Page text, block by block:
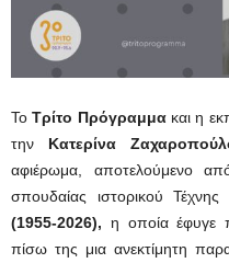
ΤοΤρίτο Πρόγραμμακαι η
την Κατερίνα
αφιέρωμα, αποτελούμενο
σπουδαίας ιστορικού Τέχνης
(1955-2026), η οποία έφυγε
πίσω της μια ανεκτίμητη